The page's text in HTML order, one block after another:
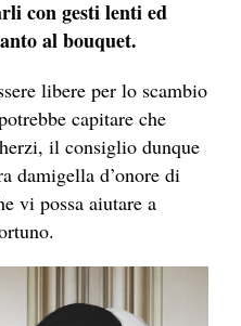
con gesti lenti ed
al bouquet.
libere per lo scambio
capitare che
il consiglio dunque
damigella d’onore di
vi possa aiutare a